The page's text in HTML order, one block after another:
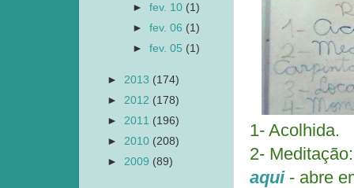
1- Acolhida.
2-
aqui - abre
►fev. 10 (1)
►fev. 06 (1)
►fev. 05 (1)
► 2013 (174)
► 2012 (178)
► 2011 (196)
► 2010 (208)
► 2009 (89)